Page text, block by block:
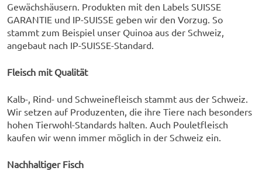
Gewächshäusern. Produkten mit den Labels SUISSE
GARANTIE und IP-SUISSE geben wir den Vorzug. So
stammt zum Beispiel unser Quinoa aus der Schweiz,
angebaut nach IP-SUISSE-Standard.
Fleisch mit Qualität
Kalb-, Rind- und Schweinefleisch stammt aus der Schweiz.
Wir setzen auf Produzenten, die ihre Tiere nach besonders
hohen Tierwohl-Standards halten. Auch Pouletfleisch
kaufen wir wenn immer möglich in der Schweiz ein.
Nachhaltiger Fisch